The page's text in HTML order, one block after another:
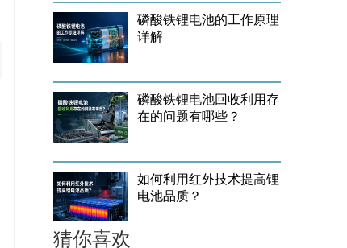
磷酸铁锂电池的工作原理
详解
磷酸铁锂电池回收利用存
在的问题有哪些？
如何利用红外技术提高锂
电池品质？
猜你喜欢